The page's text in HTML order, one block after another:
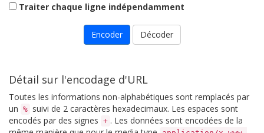
Traiter chaque ligne indépendamment
Encoder Décoder
Détail sur l'encodage d'URL
Toutes les informations non-alphabétiques sont remplacés par
un % suivi de 2 caractères hexadecimaux. Les espaces sont
encodés par des signes + . Les données sont encodées de la